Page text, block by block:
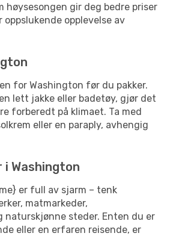
høysesongen gir deg bedre priser
oppslukende opplevelse av
for Washington før du pakker.
lett jakke eller badetøy, gjør det
forberedt på klimaet. Ta med
eller en paraply, avhengig
Washington
er full av sjarm – tenk
matmarkeder,
steder. Enten du er
eller en erfaren reisende, er